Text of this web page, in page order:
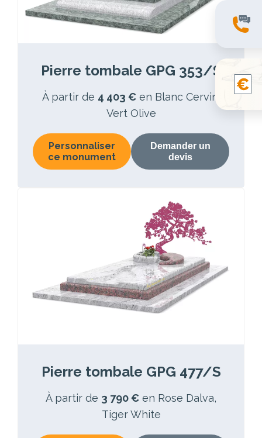
Pierre tombale GPG 353/S
À partir de 4 403 € en Blanc Cervin,
Vert Olive
Personnaliser
ce monument
Demander un
devis
Pierre tombale GPG 477/S
À partir de 3 790 € en Rose Dalva,
Tiger White